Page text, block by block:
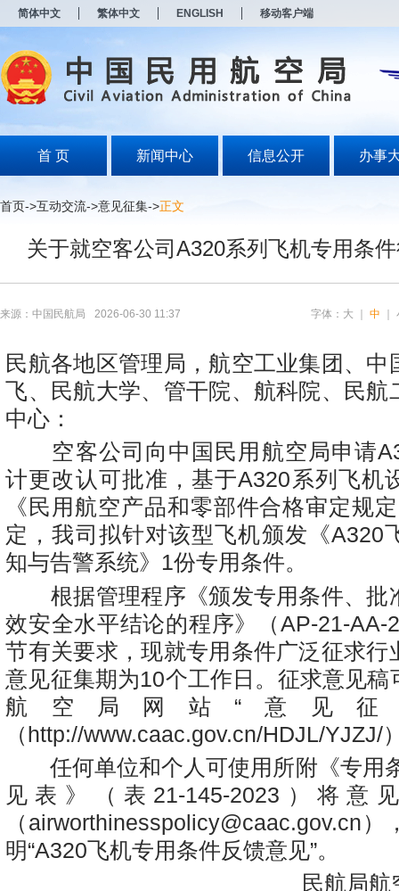
简体中文 繁体中文 ENGLISH 移动客户端
首 页 新闻中心 信息公开 办事
首页->互动交流->意见征集->正文
关于就空客公司A320系列飞机专用条
来源：中国民航局 2026-06-30 11:37 字体： 大 中
民航各地区管理局，航空工业集团、中
飞、民航大学、管干院、航科院、民
中心：
空客公司向中国民用航空局申请
计更改认可批准，基于A320系列飞机
《民用航空产品和零部件合格审定规
定，我司拟针对该型飞机颁发《A320
知与告警系统》1份专用条件。
根据管理程序《颁发专用条件、批
效安全水平结论的程序》（AP-21-AA-
节有关要求，现就专用条件广泛征求行
意见征集期为10个工作日。征求意见稿
航空局网站“意见征
（http://www.caac.gov.cn/HDJL/YJZJ/
任何单位和个人可使用所附《专用
见表》（表21-145-2023）将意
（ airworthinesspolicy@caac.gov.cn ）
明“A320飞机专用条件反馈意见”。
民航局航
打
开
无
障
说
按
Alt
开
模
式